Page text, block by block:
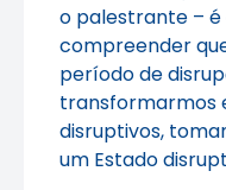
o palestrante –
compreender
período de
transformarmos
disruptivos,
um Estado